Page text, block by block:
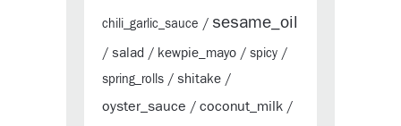
chili_garlic_sauce / sesame_oil
/ salad / kewpie_mayo / spicy /
spring_rolls / shitake /
oyster_sauce / coconut_milk /